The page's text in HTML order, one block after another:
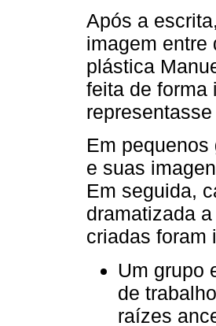
Após a
imagem entre
plástica
feita de forma
Em
e suas
Em seguida,
dramatizada
criadas foram
Um grupo
de
raízes